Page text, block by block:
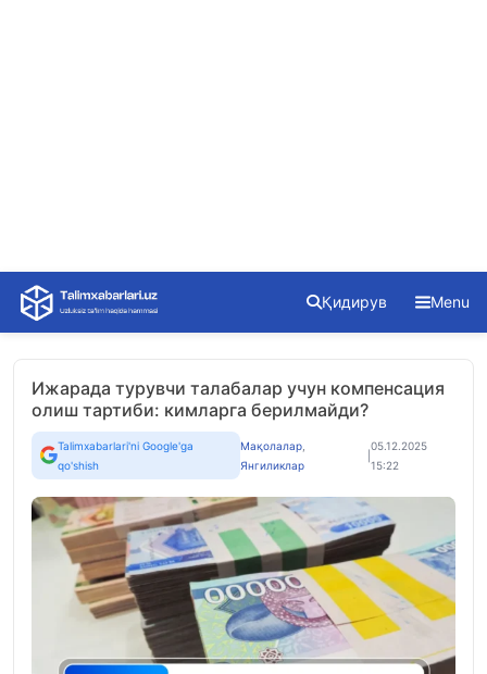
Skip
content
Қидирув Menu
Ижарада турувчи талабалар учун компенсация
олиш тартиби: кимларга берилмайди?
Talimxabarlari'ni Google'ga
qo'shish
Мақолалар,
Янгиликлар
05.12.2025
15:22